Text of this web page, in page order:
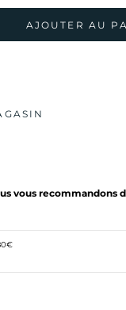
AJOUTER AU
vous